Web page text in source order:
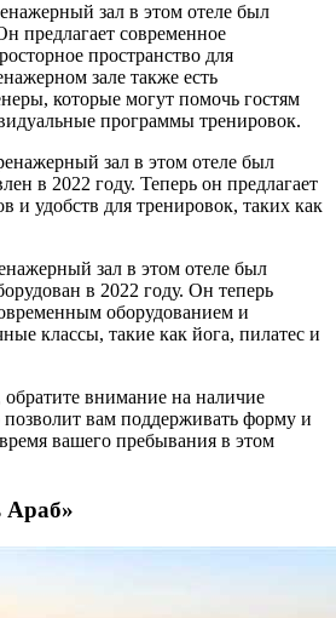
зал в этом отеле был
предлагает современное
пространство для
зале также есть
которые могут помочь гостям
программы тренировок.
зал в этом отеле был
в 2022 году. Теперь он предлагает
и удобств для тренировок, таких как
зал в этом отеле был
в 2022 году. Он теперь
оборудованием и
классы, такие как йога, пилатес и
внимание на наличие
позволит вам поддерживать форму и
вашего пребывания в этом
Араб»